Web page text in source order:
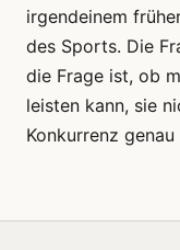
irgendeinem
des Sports. Die
die Frage ist, ob
leisten kann, sie
Konkurrenz